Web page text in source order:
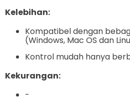
Kelebihan:
Kompatibel dengan
(Windows, Mac OS dan
Kontrol mudah hanya
Kekurangan:
-